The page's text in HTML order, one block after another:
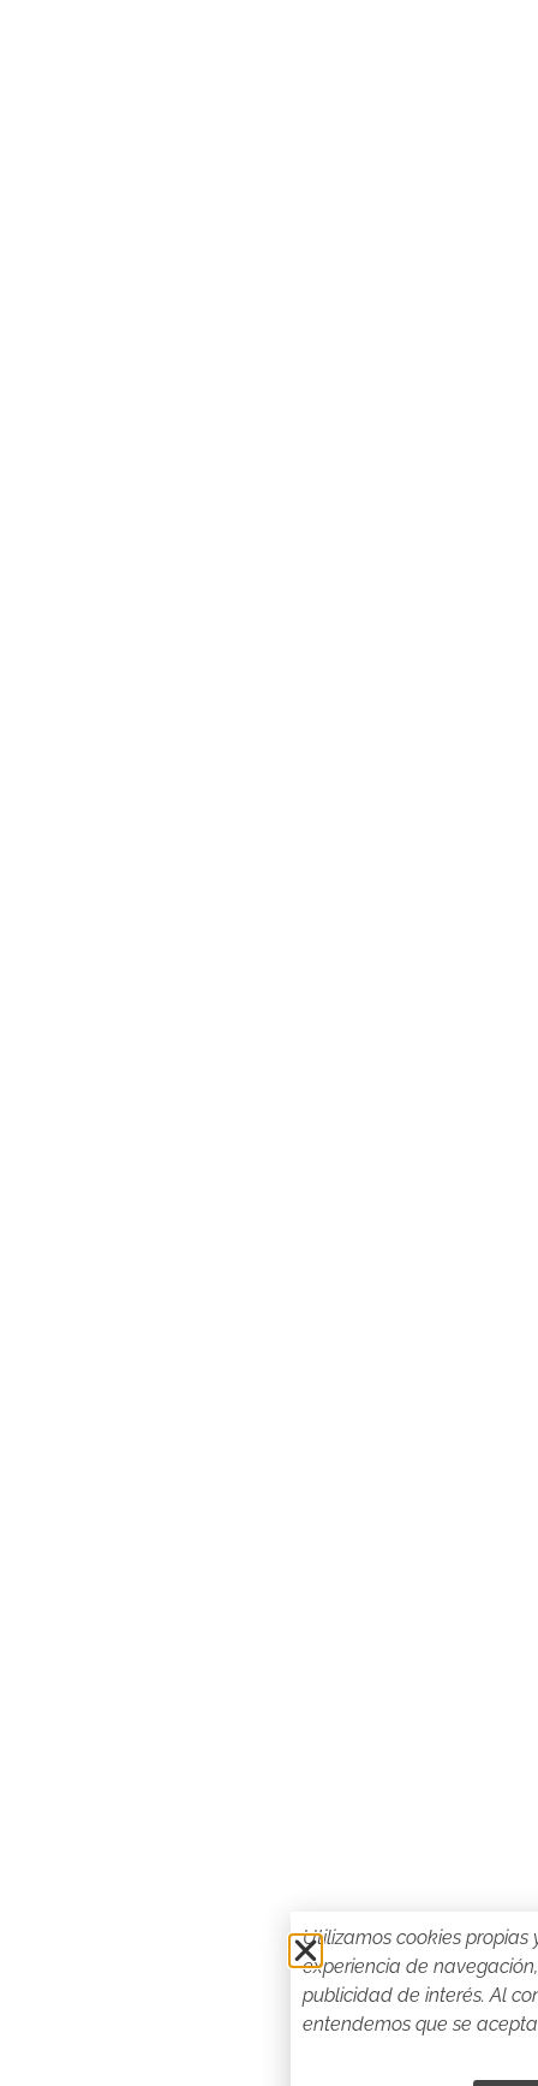
Utilizamos cookies
experiencia de
publicidad de interés. Al
entendemos que se